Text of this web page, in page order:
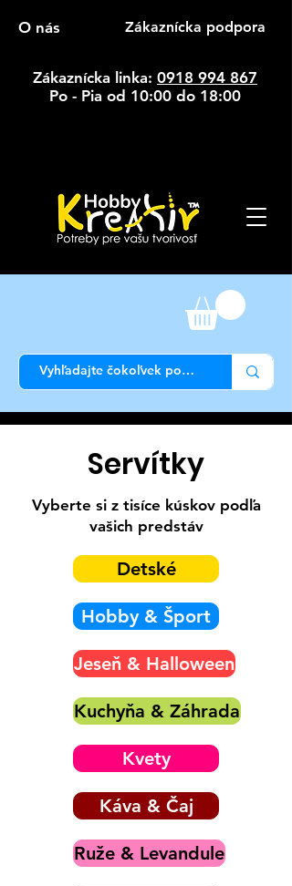
O nás Zákaznícka podpora
Zákaznícka linka: 0918 994 867
Po - Pia od 10:00 do 18:00
Servítky
Vyberte si z tisíce kúskov podľa
vašich predstáv
Detské
Hobby & Šport
Jeseň & Halloween
Kuchyňa & Záhrada
Kvety
Káva & Čaj
Ruže & Levandule